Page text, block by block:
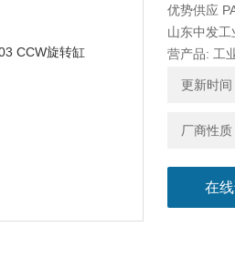
优势供应
山东中发
营产品: 工
更新时
厂商性
在